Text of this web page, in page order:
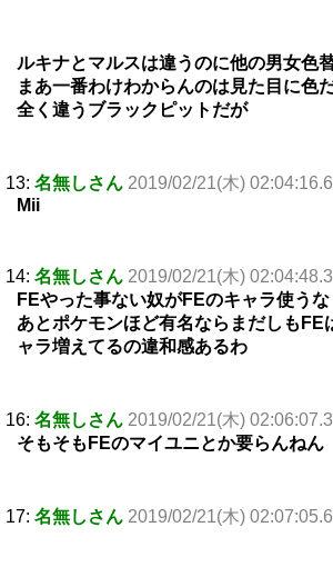
ルキナとマルスは違うのに他の男女色
まあ一番わけわからんのは見た目に色
全く違うブラックピットだが
13: 名無しさん 2019/02/21(木)
Mii
14: 名無しさん 2019/02/21(木)
FEやった事ない奴がFEのキャラ使うな
あとポケモンほど有名ならまだしもFE
ャラ増えてるの違和感あるわ
16: 名無しさん 2019/02/21(木)
そもそもFEのマイユニとか要らんねん
17: 名無しさん 2019/02/21(木)